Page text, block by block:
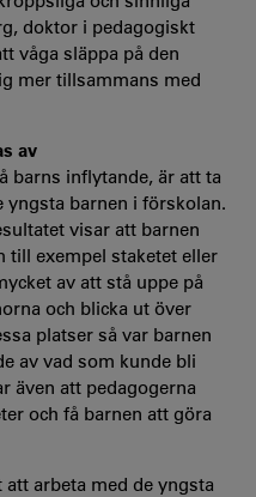
doktor i pedagogiskt
våga släppa på den
mer tillsammans med
av
barns inflytande, är att ta
yngsta barnen i förskolan.
visar att barnen
till exempel staketet eller
av att stå uppe på
och blicka ut över
platser så var barnen
av vad som kunde bli
även att pedagogerna
och få barnen att göra
arbeta med de yngsta